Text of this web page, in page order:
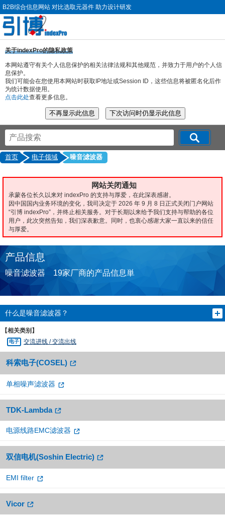
B2B综合信息网站 对比选取元器件 助力设计研发
关于indexPro的隐私政策
本网站遵守有关个人信息保护的相关法律法规和其他规范，并致力于用户的个人信
息保护。
我们可能会在您使用本网站时获取IP地址或Session ID，这些信息将被匿名化后作
为统计数据使用。
点击此处查看更多信息。
首页 电子领域 噪音滤波器
网站关闭通知
承蒙各位长久以来对 indexPro 的支持与厚爱，在此深表感谢。
因中国国内业务环境的变化，我司决定于 2026 年 9 月 8 日正式关闭门户网站
“引博 indexPro”，并终止相关服务。对于长期以来给予我们支持与帮助的各位
用户，此次突然告知，我们深表歉意。同时，也衷心感谢大家一直以来的信任
与厚爱。
产品信息
噪音滤波器 19家厂商的产品信息単
什么是噪音滤波器？
【相关类别】
交流进线 / 交流出线
科索电子(COSEL)
单相噪声滤波器
TDK-Lambda
电源线路EMC滤波器
双信电机(Soshin Electric)
EMI filter
Vicor